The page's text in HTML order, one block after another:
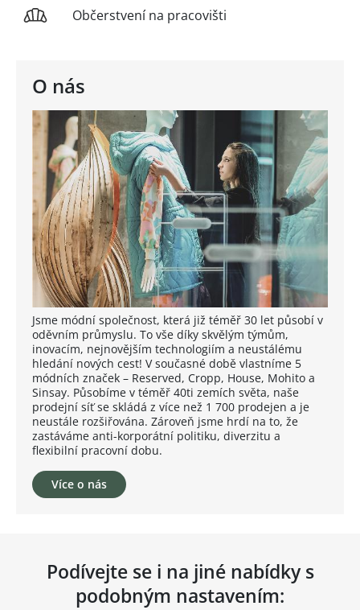
O nás
Jsme módní společnost, která již téměř 30 let působí v
oděvním průmyslu. To vše díky skvělým týmům,
inovacím, nejnovějším technologiím a neustálému
hledání nových cest! V současné době vlastníme 5
módních značek – Reserved, Cropp, House, Mohito a
Sinsay. Působíme v téměř 40ti zemích světa, naše
prodejní síť se skládá z více než 1 700 prodejen a je
neustále rozšiřována. Zároveň jsme hrdí na to, že
zastáváme anti-korporátní politiku, diverzitu a
flexibilní pracovní dobu.
Více o nás
Občerstvení na pracovišti
Podívejte se i na jiné nabídky s
podobným nastavením: